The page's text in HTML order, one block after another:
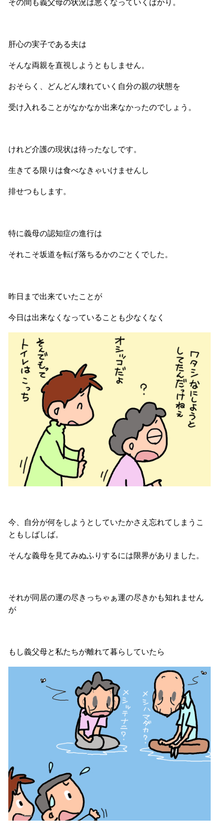
その間も義父母の状況は悪くなっていくばかり。
肝心の実子である夫は
そんな両親を直視しようともしません。
おそらく、どんどん壊れていく自分の親の状態を
受け入れることがなかなか出来なかったのでしょう。
けれど介護の現状は待ったなしです。
生きてる限りは食べなきゃいけませんし
排せつもします。
特に義母の認知症の進行は
それこそ坂道を転げ落ちるかのごとくでした。
昨日まで出来ていたことが
今日は出来なくなっていることも少なくなく
今、自分が何をしようとしていたかさえ忘れてしまうこ
ともしばしば。
そんな義母を見てみぬふりするには限界がありました。
それが同居の運の尽きっちゃぁ運の尽きかも知れません
が
もし義父母と私たちが離れて暮らしていたら